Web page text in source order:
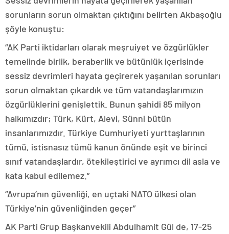
sorunların sorun olmaktan çıktığını belirten Akbaşoğlu
şöyle konuştu:
“AK Parti iktidarları olarak meşruiyet ve özgürlükler
temelinde birlik, beraberlik ve bütünlük içerisinde
sessiz devrimleri hayata geçirerek yaşanılan sorunları
sorun olmaktan çıkardık ve tüm vatandaşlarımızın
özgürlüklerini genişlettik. Bunun şahidi 85 milyon
halkımızdır; Türk, Kürt, Alevi, Sünni bütün
insanlarımızdır. Türkiye Cumhuriyeti yurttaşlarının
tümü, istisnasız tümü kanun önünde eşit ve birinci
sınıf vatandaşlardır, ötekileştirici ve ayrımcı dil asla ve
kata kabul edilemez.”
“Avrupa’nın güvenliği, en uçtaki NATO ülkesi olan
Türkiye’nin güvenliğinden geçer”
AK Parti Grup Başkanvekili Abdulhamit Gül de, 17-25